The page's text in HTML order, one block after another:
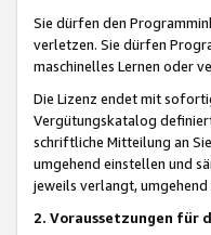
Sie dürfen den
verletzen. Sie dürfen
maschinelles Lernen oder
Die Lizenz endet mit
Vergütungskatalog
schriftliche Mitteilung an
umgehend einstellen und
jeweils verlangt,
2. Voraussetzungen für